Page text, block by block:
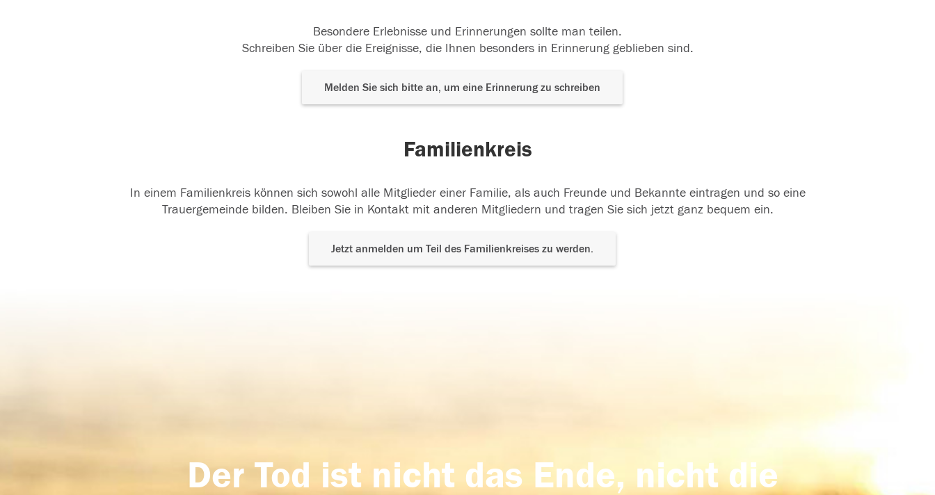
Besondere Erlebnisse und Erinnerungen sollte man teilen.
Schreiben Sie über die Ereignisse, die Ihnen besonders in Erinnerung geblieben sind.
Melden Sie sich bitte an, um eine Erinnerung zu schreiben
Familienkreis
In einem Familienkreis können sich sowohl alle Mitglieder einer Familie, als auch Freunde und Bekannte eintragen und so eine
Trauergemeinde bilden. Bleiben Sie in Kontakt mit anderen Mitgliedern und tragen Sie sich jetzt ganz bequem ein.
Jetzt anmelden um Teil des Familienkreises zu werden.
Der Tod ist nicht das Ende, nicht die